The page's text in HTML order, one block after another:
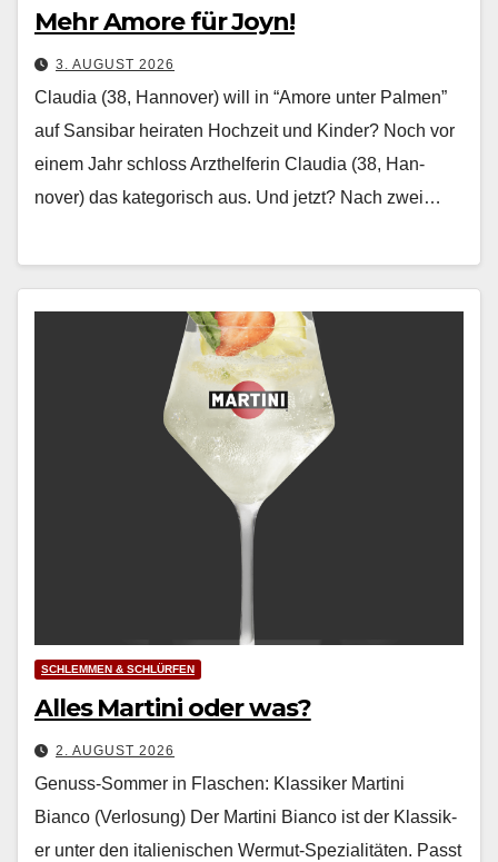
Mehr Amore für Joyn!
3. AUGUST 2026
Claudia (38, Hannover) will in “Amore unter Palmen”
auf Sansibar heiraten Hochzeit und Kinder? Noch vor
einem Jahr schloss Arzthelferin Clau­dia (38, Han­
nover) das kat­e­gorisch aus. Und jet­zt? Nach zwei…
SCHLEMMEN & SCHLÜRFEN
Alles Martini oder was?
2. AUGUST 2026
Genuss-Sommer in Flaschen: Klassiker Martini
Bianco (Verlosung) Der Mar­ti­ni Bian­co ist der Klas­sik­
er unter den ital­ienis­chen Wer­mut-Spezial­itäten. Passt